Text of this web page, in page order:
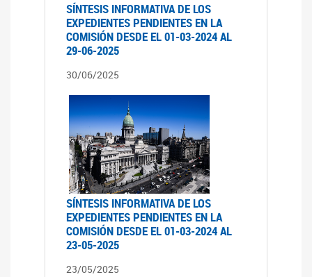
SÍNTESIS INFORMATIVA DE LOS
EXPEDIENTES PENDIENTES EN LA
COMISIÓN DESDE EL 01-03-2024 AL
29-06-2025
30/06/2025
SÍNTESIS INFORMATIVA DE LOS
EXPEDIENTES PENDIENTES EN LA
COMISIÓN DESDE EL 01-03-2024 AL
23-05-2025
23/05/2025